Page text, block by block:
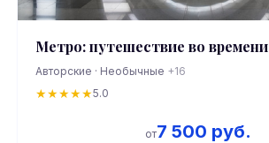
Метро: путешествие во времени
Авторские · Необычные +16
★★★★★5.0
от7 500 руб.